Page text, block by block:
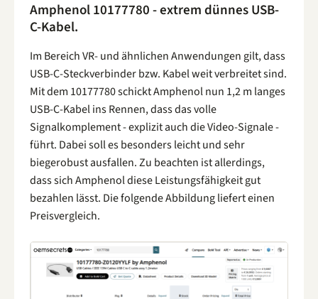
Amphenol 10177780 - extrem dünnes USB-
C-Kabel.
Im Bereich VR- und ähnlichen Anwendungen gilt, dass
USB-C-Steckverbinder bzw. Kabel weit verbreitet sind.
Mit dem 10177780 schickt Amphenol nun 1,2 m langes
USB-C-Kabel ins Rennen, dass das volle
Signalkomplement - explizit auch die Video-Signale -
führt. Dabei soll es besonders leicht und sehr
biegerobust ausfallen. Zu beachten ist allerdings,
dass sich Amphenol diese Leistungsfähigkeit gut
bezahlen lässt. Die folgende Abbildung liefert einen
Preisvergleich.